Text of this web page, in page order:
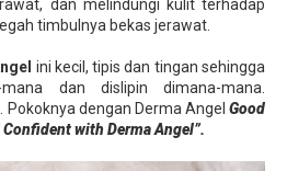
dan melindungi kulit terhadap
timbulnya bekas jerawat.
ini kecil, tipis dan tingan sehingga
dan dislipin dimana-mana.
dengan Derma Angel Good
with Derma Angel”.